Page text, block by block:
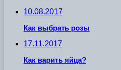
10.08.2017
Как выбрать розы
17.11.2017
Как варить яйца?